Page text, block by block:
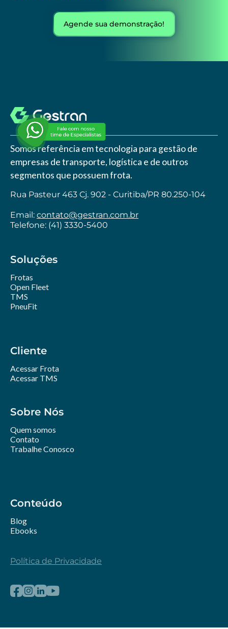
Agende sua demonstração!
Soluções
Frotas
Open Fleet
TMS
PneuFit
Cliente
Acessar Frota
Acessar TMS
Sobre Nós
Quem somos
Contato
Trabalhe Conosco
Conteúdo
Blog
Ebooks
Somos referência em tecnologia para gestão de
empresas de transporte, logística e de outros
segmentos que possuem frota.
Rua Pasteur 463 Cj. 902 - Curitiba/PR 80.250-104
Email: contato@gestran.com.br
Telefone: (41) 3330-5400
Política de Privacidade